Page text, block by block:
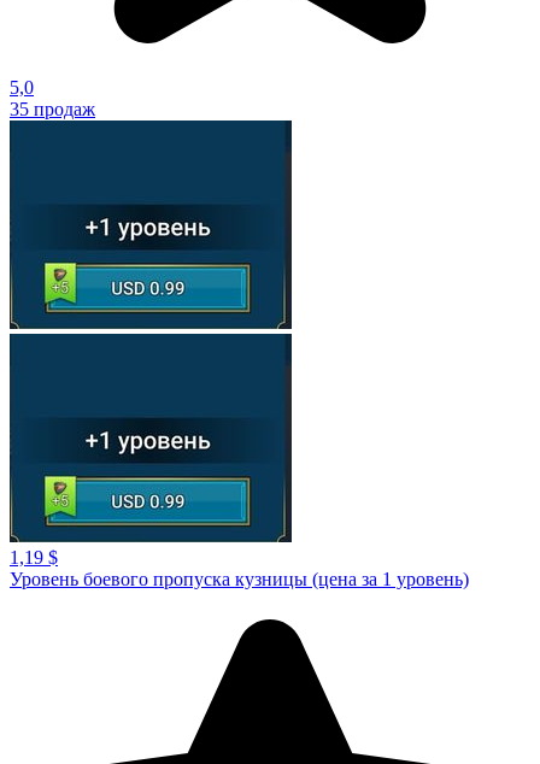
5,0
35 продаж
1,19 $
Уровень боевого пропуска кузницы (цена за 1 уровень)